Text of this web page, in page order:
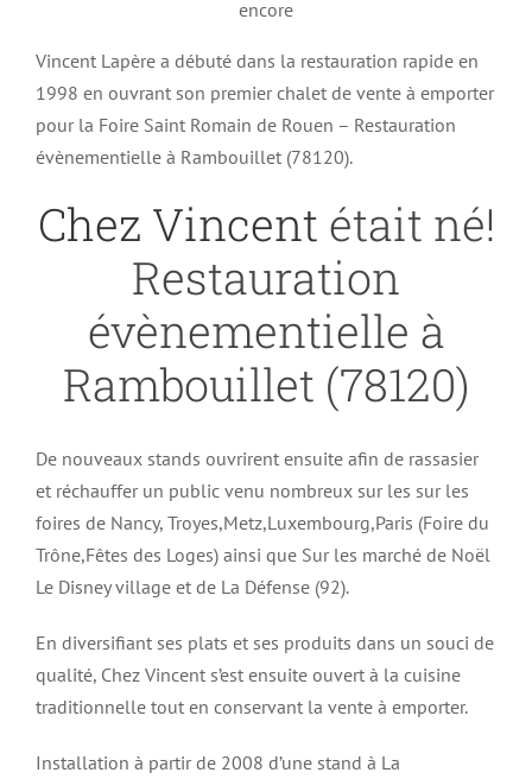
encore
Vincent Lapère a débuté dans la restauration rapide en
1998 en ouvrant son premier chalet de vente à emporter
pour la Foire Saint Romain de Rouen – Restauration
évènementielle à Rambouillet (78120).
Chez Vincent était né!
Restauration
évènementielle à
Rambouillet (78120)
De nouveaux stands ouvrirent ensuite afin de rassasier
et réchauffer un public venu nombreux sur les sur les
foires de Nancy, Troyes,Metz,Luxembourg,Paris (Foire du
Trône,Fêtes des Loges) ainsi que Sur les marché de Noël
Le Disney village et de La Défense (92).
En diversifiant ses plats et ses produits dans un souci de
qualité, Chez Vincent s’est ensuite ouvert à la cuisine
traditionnelle tout en conservant la vente à emporter.
Installation à partir de 2008 d’une stand à La